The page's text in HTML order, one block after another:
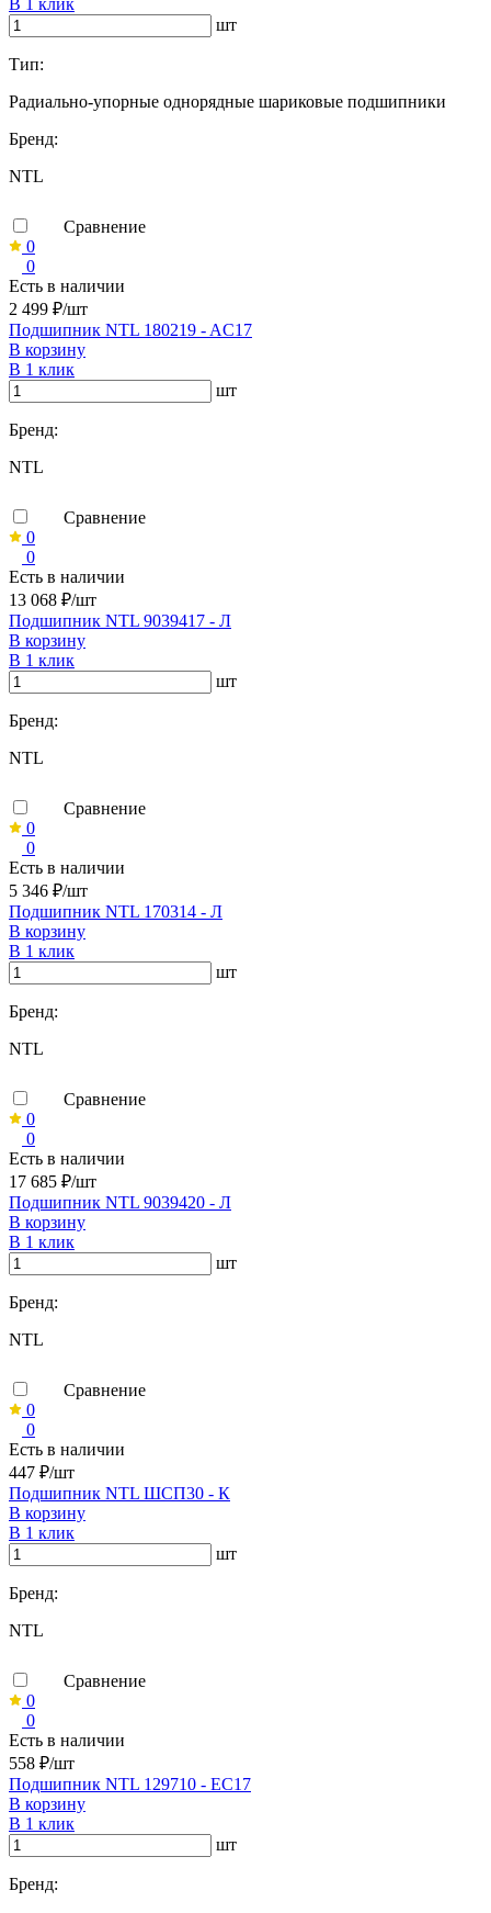
шт
Тип:
Радиально-упорные однорядные шариковые подшипники
Бренд:
NTL
Сравнение
0
0
Есть в наличии
2 499 ₽/шт
Подшипник NTL 180219 - AC17
В корзину
В 1 клик
шт
Бренд:
NTL
Сравнение
0
0
Есть в наличии
13 068 ₽/шт
Подшипник NTL 9039417 - Л
В корзину
В 1 клик
шт
Бренд:
NTL
Сравнение
0
0
Есть в наличии
5 346 ₽/шт
Подшипник NTL 170314 - Л
В корзину
В 1 клик
шт
Бренд:
NTL
Сравнение
0
0
Есть в наличии
17 685 ₽/шт
Подшипник NTL 9039420 - Л
В корзину
В 1 клик
шт
Бренд:
NTL
Сравнение
0
0
Есть в наличии
447 ₽/шт
Подшипник NTL ШСП30 - К
В корзину
В 1 клик
шт
Бренд:
NTL
Сравнение
0
0
Есть в наличии
558 ₽/шт
Подшипник NTL 129710 - EC17
В корзину
В 1 клик
шт
Бренд: